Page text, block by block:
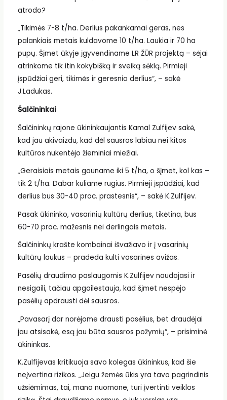
atrodo?
„Tikimės 7-8 t/ha. Derlius pakankamai geras, nes
palankiais metais kuldavome 10 t/ha. Laukia ir 70 ha
pupų. Šįmet ūkyje įgyvendiname LR ŽŪR projektą – sėjai
atrinkome tik itin kokybišką ir sveiką sėklą. Pirmieji
įspūdžiai geri, tikimės ir geresnio derlius“, – sakė
J.Ladukas.
Šalčininkai
Šalčininkų rajone ūkininkaujantis Kamal Zulfijev sakė,
kad jau akivaizdu, kad dėl sausros labiau nei kitos
kultūros nukentėjo žieminiai miežiai.
„Geraisiais metais gauname iki 5 t/ha, o šįmet, kol kas –
tik 2 t/ha. Dabar kuliame rugius. Pirmieji įspūdžiai, kad
derlius bus 30-40 proc. prastesnis“, – sakė K.Zulfijev.
Pasak ūkininko, vasarinių kultūrų derlius, tikėtina, bus
60-70 proc. mažesnis nei derlingais metais.
Šalčininkų krašte kombainai išvažiavo ir į vasarinių
kultūrų laukus – pradeda kulti vasarines avižas.
Pasėlių draudimo paslaugomis K.Zulfijev naudojasi ir
nesigaili, tačiau apgailestauja, kad šįmet nespėjo
pasėlių apdrausti dėl sausros.
„Pavasarį dar norėjome drausti pasėlius, bet draudėjai
jau atsisakė, esą jau būta sausros požymių“, – prisiminė
ūkininkas.
K.Zulfijevas kritikuoja savo kolegas ūkininkus, kad šie
neįvertina rizikos. „Jeigu žemės ūkis yra tavo pagrindinis
užsiėmimas, tai, mano nuomone, turi įvertinti veiklos